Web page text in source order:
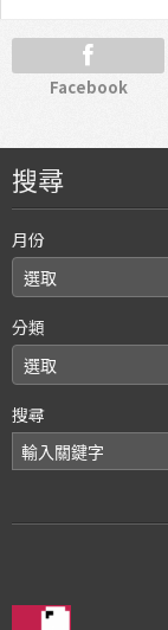
Facebook
搜尋
月份
分類
搜尋